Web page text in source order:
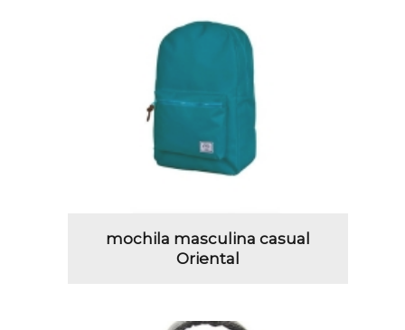
mochila masculina casual
Oriental